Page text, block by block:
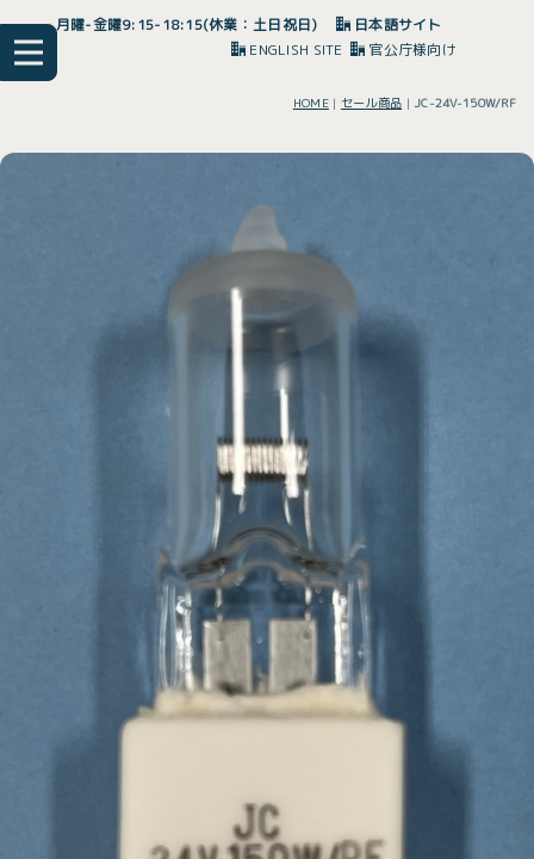
月曜-金曜9:15-18:15(休業：土日祝日)
日本語サイト
ENGLISH SITE
官公庁様向け
HOME| セール商品 | JC-24V-150W/RF